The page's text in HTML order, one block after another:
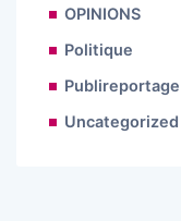
OPINIONS
Politique
Publireportage
Uncategorized